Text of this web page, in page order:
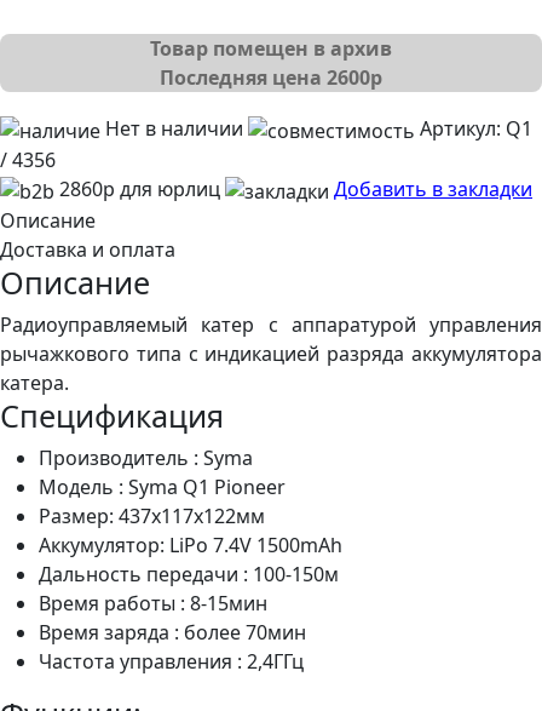
Товар помещен в архив
Последняя цена 2600р
Нет в наличии
Артикул: Q1
/ 4356
2860р для юрлиц
Добавить в закладки
Описание
Доставка и оплата
Описание
Радиоуправляемый катер с аппаратурой управления
рычажкового типа с индикацией разряда аккумулятора
катера.
Спецификация
Производитель : Syma
Модель : Syma Q1 Pioneer
Размер: 437x117x122мм
Аккумулятор: LiPo 7.4V 1500mAh
Дальность передачи : 100-150м
Время работы : 8-15мин
Время заряда : более 70мин
Частота управления : 2,4ГГц